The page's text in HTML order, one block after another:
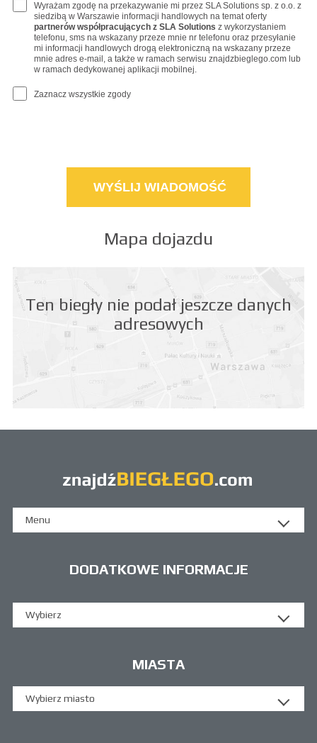
Wyrażam zgodę na przekazywanie mi przez SLA Solutions sp. z o.o. z
siedzibą w Warszawie informacji handlowych na temat oferty
partnerów współpracujących z SLA Solutions z wykorzystaniem
telefonu, sms na wskazany przeze mnie nr telefonu oraz przesyłanie
mi informacji handlowych drogą elektroniczną na wskazany przeze
mnie adres e-mail, a także w ramach serwisu znajdzbieglego.com lub
w ramach dedykowanej aplikacji mobilnej.
Zaznacz wszystkie zgody
Mapa dojazdu
Ten biegły nie podał jeszcze danych
adresowych
Menu
DODATKOWE INFORMACJE
Wybierz
MIASTA
Wybierz miasto